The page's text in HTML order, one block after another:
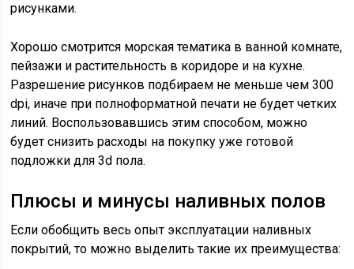
рисунками.
Хорошо смотрится морская тематика в ванной комнате,
пейзажи и растительность в коридоре и на кухне.
Разрешение рисунков подбираем не меньше чем 300
dpi, иначе при полноформатной печати не будет четких
линий. Воспользовавшись этим способом, можно
будет снизить расходы на покупку уже готовой
подложки для 3d пола.
Плюсы и минусы наливных полов
Если обобщить весь опыт эксплуатации наливных
покрытий, то можно выделить такие их преимущества: